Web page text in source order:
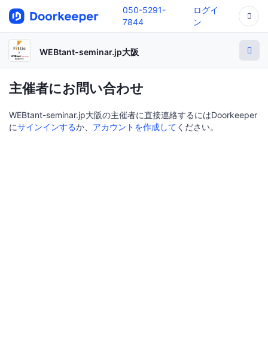
050-5291-
7844
ログイ
ン
WEBtant-seminar.jp大阪
主催者にお問い合わせ
WEBtant-seminar.jp大阪の主催者に直接連絡するにはDoorkeeper
にサインインするか、 アカウントを作成して ください。